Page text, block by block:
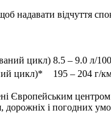
надавати відчуття
цикл) 8.5 – 9.0 л/
цикл)*
195 – 204 г/
Європейським центром
і погодних